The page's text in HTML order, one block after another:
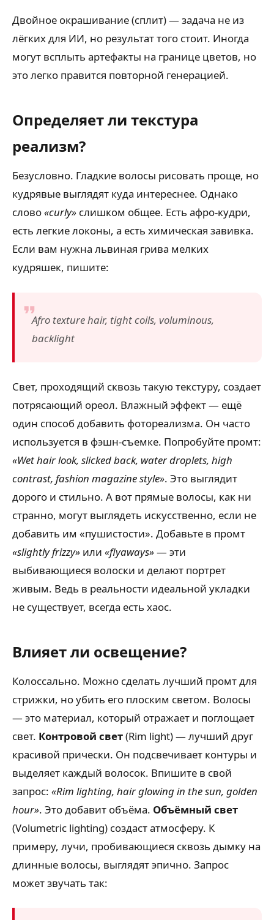
Двойное окрашивание (сплит) — задача не из
лёгких для ИИ, но результат того стоит. Иногда
могут всплыть артефакты на границе цветов, но
это легко правится повторной генерацией.
Определяет ли текстура
реализм?
Безусловно. Гладкие волосы рисовать проще, но
кудрявые выглядят куда интереснее. Однако
слово«curly» слишком общее. Есть афро-кудри,
есть легкие локоны, а есть химическая завивка.
Если вам нужна львиная грива мелких
кудряшек, пишите:
Afro texture hair, tight coils, voluminous,
backlight
Свет, проходящий сквозь такую текстуру, создает
потрясающий ореол. Влажный эффект — ещё
один способ добавить фотореализма. Он часто
используется в фэшн-съемке. Попробуйте промт:
«Wet hair look, slicked back, water droplets, high
contrast, fashion magazine style». Это выглядит
дорого и стильно. А вот прямые волосы, как ни
странно, могут выглядеть искусственно, если не
добавить им «пушистости». Добавьте в промт
«slightly frizzy» или «flyaways»— эти
выбивающиеся волоски и делают портрет
живым. Ведь в реальности идеальной укладки
не существует, всегда есть хаос.
Влияет ли освещение?
Колоссально. Можно сделать лучший промт для
стрижки, но убить его плоским светом. Волосы
— это материал, который отражает и поглощает
свет. Контровой свет(Rim light) — лучший друг
красивой прически. Он подсвечивает контуры и
выделяет каждый волосок. Впишите в свой
запрос: «Rim lighting, hair glowing in the sun, golden
hour». Это добавит объёма. Объёмный свет
(Volumetric lighting) создаст атмосферу. К
примеру, лучи, пробивающиеся сквозь дымку на
длинные волосы, выглядят эпично. Запрос
может звучать так: